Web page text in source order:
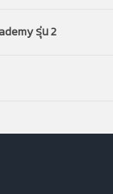
รุ่น 2